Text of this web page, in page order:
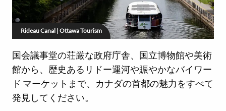
Rideau Canal | Ottawa Tourism
国会議事堂の荘厳な政府庁舎、国立博物館や美術
館から、歴史あるリドー運河や賑やかなバイワー
ド マーケットまで、カナダの首都の魅力をすべて
発見してください。